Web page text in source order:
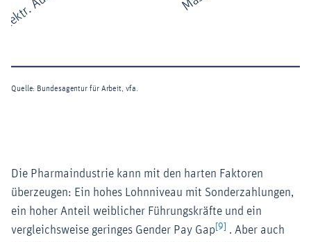
Die Pharmaindustrie kann mit den harten Faktoren
überzeugen: Ein hohes Lohnniveau mit Sonderzahlungen,
ein hoher Anteil weiblicher Führungskräfte und ein
vergleichsweise geringes Gender Pay Gap [9] . Aber auch